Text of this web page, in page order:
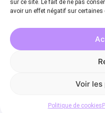
sur ce site. Le fait de ne pas
avoir un effet négatif sur
Voir
Politique de cookies
PLAN DU SITE
marche
prestataire
prévention
Leadership